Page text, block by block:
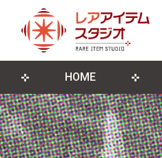
HOME
ゲームソフト
DVD・Blu-ray
来店買取について
遺品整理・生前整理
店舗概要
古物営業法に基づく表記